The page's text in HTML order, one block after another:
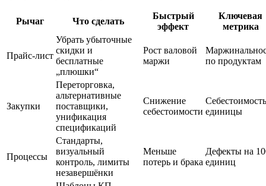
Рычаг Что сделать
Быстрый
эффект
Ключевая
метрика
Прайс‑лист
Убрать убыточные
скидки и
бесплатные
„плюшки“
Рост валовой
маржи
по продуктам
Закупки
Переторговка,
альтернативные
поставщики,
унификация
спецификаций
Снижение
себестоимости
Себестоимость
единицы
Процессы
Стандарты,
визуальный
контроль, лимиты
незавершёнки
Меньше
потерь и брака
Дефекты на
единиц